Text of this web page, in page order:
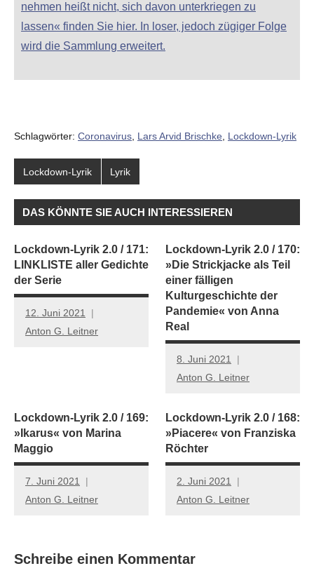
nehmen heißt nicht, sich davon unterkriegen zu
lassen« finden Sie hier. In loser, jedoch zügiger Folge
wird die Sammlung erweitert.
Schlagwörter: Coronavirus, Lars Arvid Brischke, Lockdown-Lyrik
Lockdown-Lyrik Lyrik
DAS KÖNNTE SIE AUCH INTERESSIEREN
Lockdown-Lyrik 2.0 / 171:
LINKLISTE aller Gedichte
der Serie
12. Juni 2021
Anton G. Leitner
Lockdown-Lyrik 2.0 / 170:
»Die Strickjacke als Teil
einer fälligen
Kulturgeschichte der
Pandemie« von Anna
Real
8. Juni 2021
Anton G. Leitner
Lockdown-Lyrik 2.0 / 169:
»Ikarus« von Marina
Maggio
7. Juni 2021
Anton G. Leitner
Lockdown-Lyrik 2.0 / 168:
»Piacere« von Franziska
Röchter
2. Juni 2021
Anton G. Leitner
Schreibe einen Kommentar